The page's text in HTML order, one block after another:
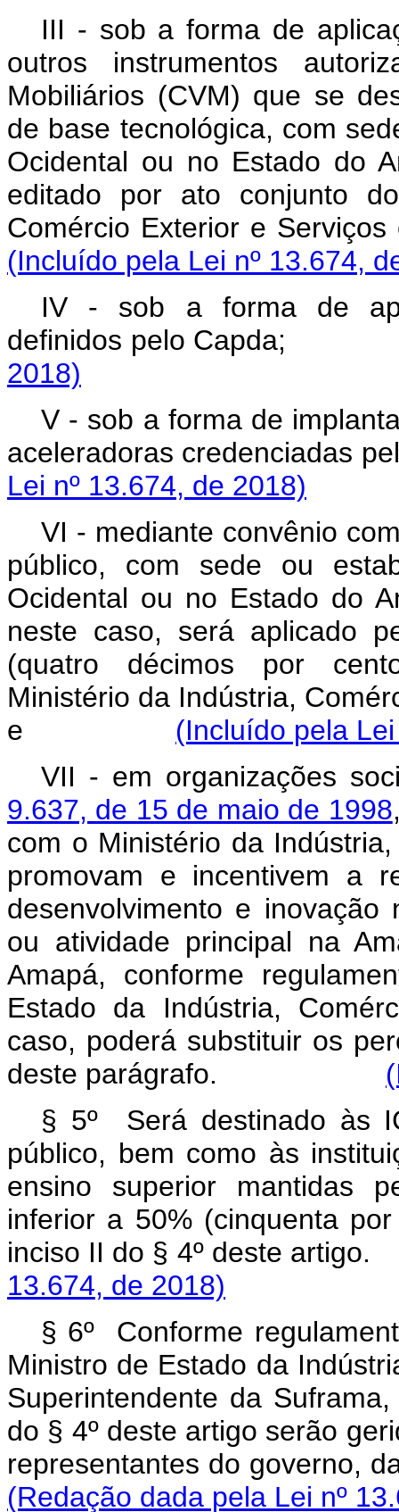
III - sob a forma de
outros instrumentos
Mobiliários (CVM) que se
de base tecnológica, com
Ocidental ou no Estado do
editado por ato conjunto
Comércio Exterior e
(Incluído pela Lei nº 13.674,
IV - sob a forma de
definidos pelo
2018)
V - sob a forma de
aceleradoras
Lei nº 13.674, de 2018)
VI - mediante convênio
público, com sede ou
Ocidental ou no Estado do
neste caso, será aplicado
(quatro décimos por
Ministério da Indústria,
e (Incluído pela
VII - em organizações
9.637, de 15 de maio de 1998
com o Ministério da
promovam e incentivem a
desenvolvimento e
ou atividade principal na
Amapá, conforme
Estado da Indústria,
caso, poderá substituir os
deste parágrafo.
§ 5º Será destinado às
público, bem como às
ensino superior mantidas
inferior a 50% (cinquenta
inciso II do § 4º
13.674, de 2018)
§ 6º Conforme
Ministro de Estado da
Superintendente da
do § 4º deste artigo serão
representantes do
(Redação dada pela Lei nº